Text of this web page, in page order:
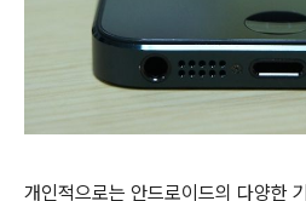
개인적으로는 안드로이드의 다양한